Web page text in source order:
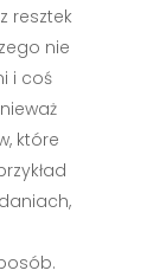
resztek
nie
i coś
które